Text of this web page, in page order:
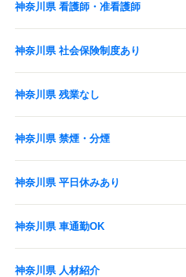
神奈川県 看護師・准看護師
神奈川県 社会保険制度あり
神奈川県 残業なし
神奈川県 禁煙・分煙
神奈川県 平日休みあり
神奈川県 車通勤OK
神奈川県 人材紹介